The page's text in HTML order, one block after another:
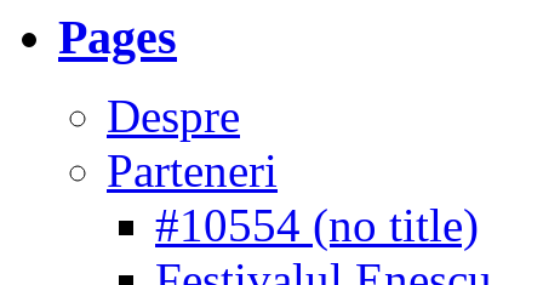
Pages
Despre
Parteneri
#10554 (no title)